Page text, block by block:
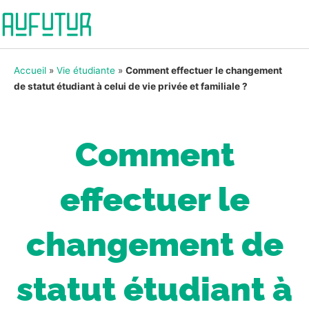
Accueil » Vie étudiante » Comment effectuer le changement
de statut étudiant à celui de vie privée et familiale ?
Comment
effectuer le
changement de
statut étudiant à